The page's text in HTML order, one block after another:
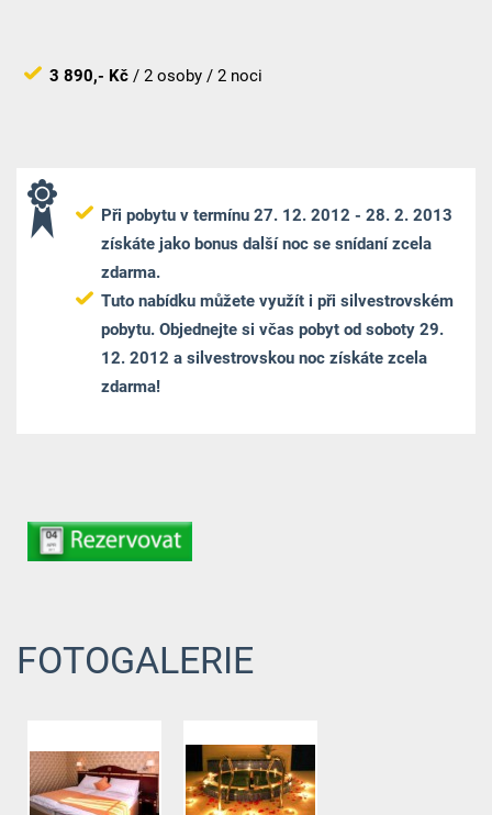
3 890,- Kč/ 2 osoby / 2 noci
Při pobytu v termínu 27. 12. 2012 - 28. 2. 2013
získáte jako bonus další noc se snídaní zcela
zdarma.
Tuto nabídku můžete využít i při silvestrovském
pobytu. Objednejte si včas pobyt od soboty 29.
12. 2012 a silvestrovskou noc získáte zcela
zdarma!
FOTOGALERIE